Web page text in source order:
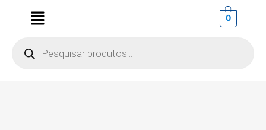
0